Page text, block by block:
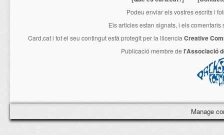
Podeu enviar els vostres escrits i
Els articles estan signats, i els
Card.cati tot el seu contingut està protegit per la llicencia Creative
Publicació membre de l'Associació
Manage